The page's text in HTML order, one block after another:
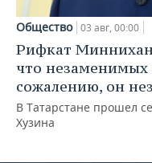
Общество 03 авг, 00:00
Рифкат
что незаменимых
сожалению, он
В Татарстане прошел
Хузина